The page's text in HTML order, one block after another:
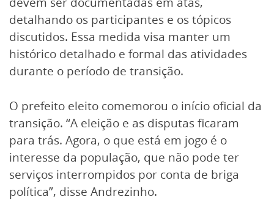
detalhando os participantes e os tópicos
discutidos. Essa medida visa manter um
histórico detalhado e formal das atividades
durante o período de transição.
O prefeito eleito comemorou o início oficial da
transição. “A eleição e as disputas ficaram
para trás. Agora, o que está em jogo é o
interesse da população, que não pode ter
serviços interrompidos por conta de briga
política”, disse Andrezinho.